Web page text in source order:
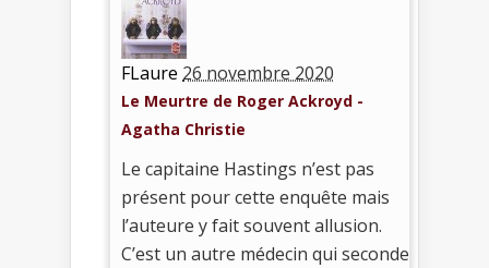
FLaure 26 novembre 2020
Le Meurtre de Roger Ackroyd -
Agatha Christie
Le capitaine Hastings n’est pas
présent pour cette enquête mais
l’auteure y fait souvent allusion.
C’est un autre médecin qui seconde